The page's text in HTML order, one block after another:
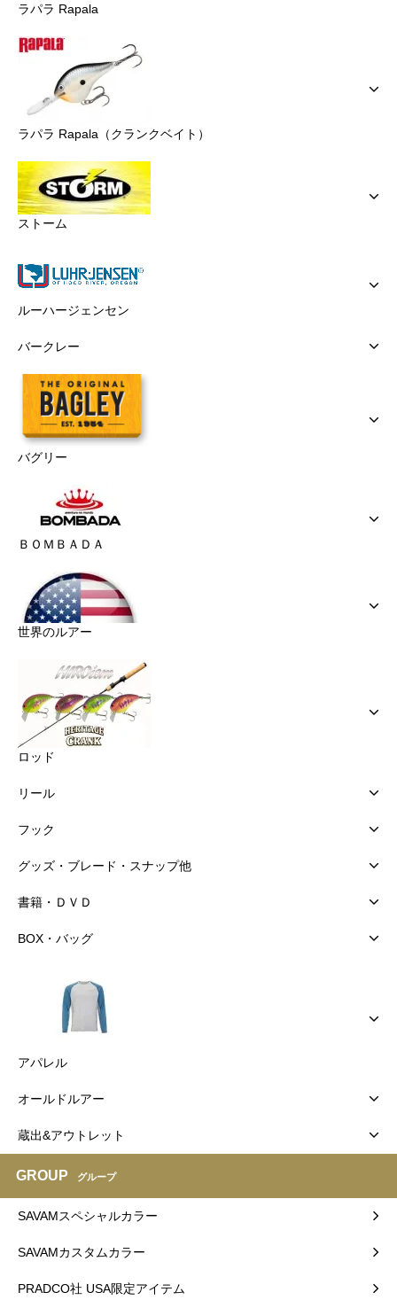
ラパラ Rapala
ラパラ Rapala（クランクベイト）
ストーム
ルーハージェンセン
バークレー
バグリー
ＢＯＭＢＡＤＡ
世界のルアー
ロッド
リール
フック
グッズ・ブレード・スナップ他
書籍・ＤＶＤ
BOX・バッグ
アパレル
オールドルアー
蔵出&アウトレット
GROUP グループ
SAVAMスペシャルカラー
SAVAMカスタムカラー
PRADCO社 USA限定アイテム